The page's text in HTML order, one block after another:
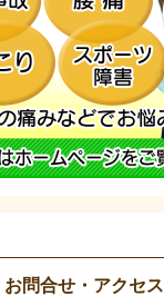
お問合せ・アクセス